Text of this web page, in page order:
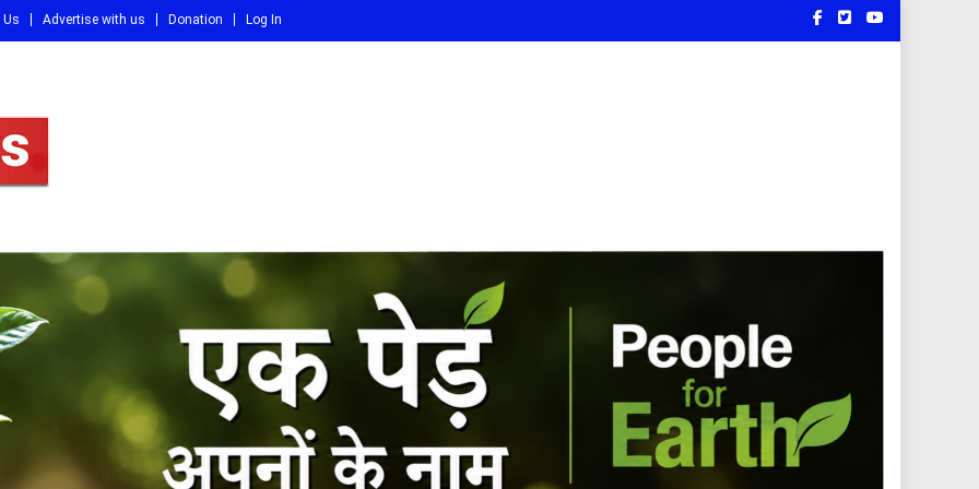
Us Advertise with us Donation Log In